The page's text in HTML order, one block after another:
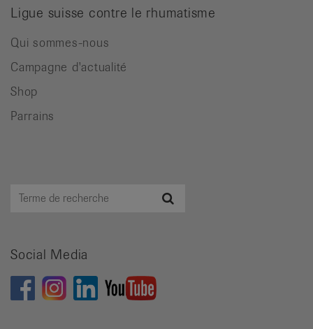
Ligue suisse contre le rhumatisme
Qui sommes-nous
Campagne d'actualité
Shop
Parrains
Terme
Social Media